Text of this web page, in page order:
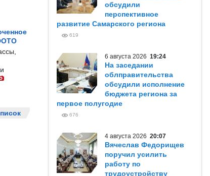
обсудили
перспективное
развитие Самарского региона
619
6 августа 2026 19:24
На заседании
облправительства
обсудили исполнение
бюджета региона за
первое полугодие
676
4 августа 2026 20:07
Вячеслав Федорищев
поручил усилить
работу по
трудоустройству